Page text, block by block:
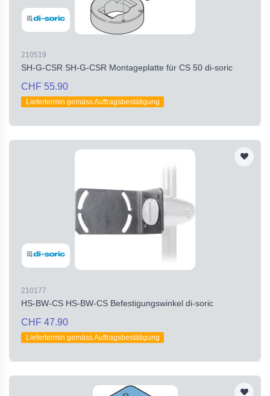
210519
SH-G-CSR SH-G-CSR Montageplatte für CS 50 di-soric
CHF 55.90
Liefertermin gemäss Auftragsbestätigung
210177
HS-BW-CS HS-BW-CS Befestigungswinkel di-soric
CHF 47.90
Liefertermin gemäss Auftragsbestätigung